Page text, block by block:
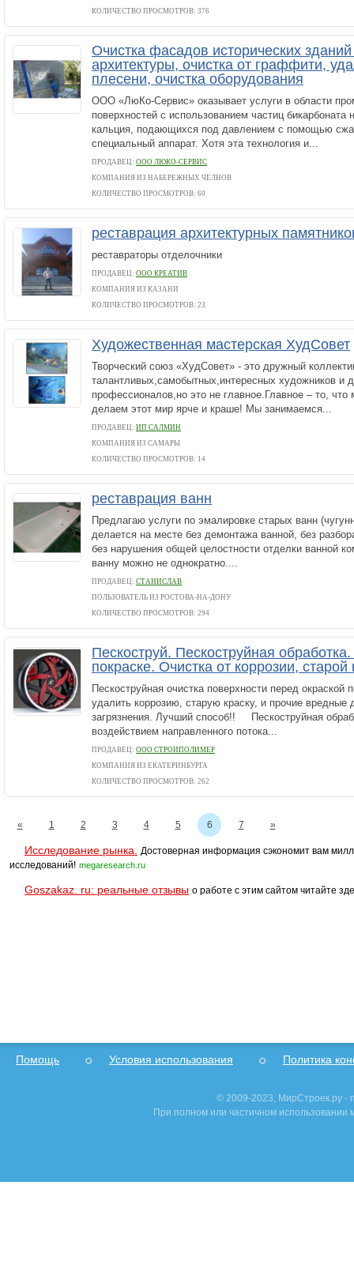
КОЛИЧЕСТВО ПРОСМОТРОВ: 376
Очистка фасадов исторических
архитектуры, очистка от граффити,
плесени, очистка оборудования
ООО «ЛюКо-Сервис» оказывает услуги в области
поверхностей с использованием частиц бикарбоната
кальция, подающихся под давлением с помощью
специальный аппарат. Хотя эта технология и...
ПРОДАВЕЦ: ООО ЛЮКО-СЕРВИС
КОМПАНИЯ ИЗ НАБЕРЕЖНЫХ ЧЕЛНОВ
КОЛИЧЕСТВО ПРОСМОТРОВ: 60
реставрация архитектурных
реставраторы отделочники
ПРОДАВЕЦ: ООО КРЕАТИВ
КОМПАНИЯ ИЗ КАЗАНИ
КОЛИЧЕСТВО ПРОСМОТРОВ: 23
Художественная мастерская ХудСовет
Творческий союз «ХудСовет» - это дружный
талантливых,самобытных,интересных художников и
профессионалов,но это не главное.Главное – то,
делаем этот мир ярче и краше! Мы занимаемся...
ПРОДАВЕЦ: ИП САЛМИН
КОМПАНИЯ ИЗ САМАРЫ
КОЛИЧЕСТВО ПРОСМОТРОВ: 14
реставрация ванн
Предлагаю услуги по эмалировке старых ванн
делается на месте без демонтажа ванной, без
без нарушения общей целостности отделки ванной
ванну можно не однократно....
ПРОДАВЕЦ: СТАНИСЛАВ
ПОЛЬЗОВАТЕЛЬ ИЗ РОСТОВА-НА-ДОНУ
КОЛИЧЕСТВО ПРОСМОТРОВ: 294
Пескоструй. Пескоструйная
покраске. Очистка от коррозии, старой
Пескоструйная очистка поверхности перед окраской
удалить коррозию, старую краску, и прочие вредные
загрязнения. Лучший способ!! Пескоструйная
воздействием направленного потока...
ПРОДАВЕЦ: ООО СТРОИПОЛИМЕР
КОМПАНИЯ ИЗ ЕКАТЕРИНБУРГА
КОЛИЧЕСТВО ПРОСМОТРОВ: 262
« 1 2 3 4 5 6 7 »
Исследование рынка.
Достоверная информация сэкономит вам
исследований! megaresearch.ru
Goszakaz. ru: реальные отзывы о работе с этим сайтом читайте
Помощь Условия использования Политика
© 2009-2023, МирСтроек.ру -
При полном или частичном использовании